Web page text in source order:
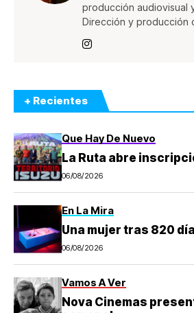
producción audiovisual
Dirección y producción
+ Recientes
Que Hay De Nuevo
La Ruta abre
06/08/2026
En La Mira
Una mujer tras 820
06/08/2026
Vamos A Ver
Nova Cinemas